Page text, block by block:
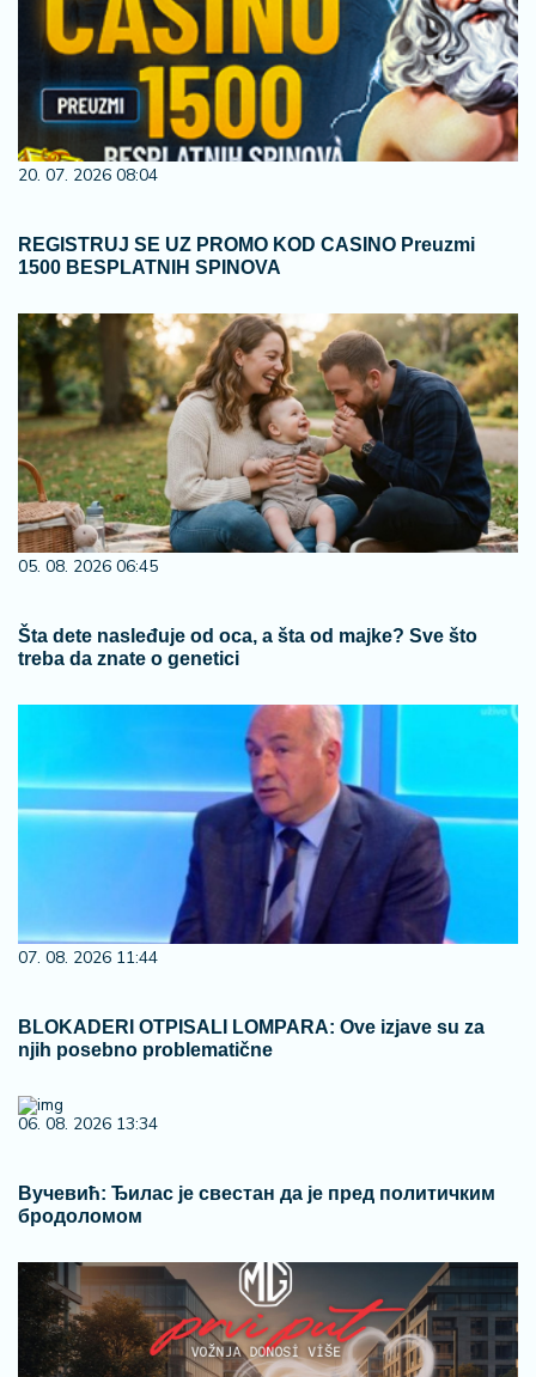
20. 07. 2026 08:04
REGISTRUJ SE UZ PROMO KOD CASINO Preuzmi
1500 BESPLATNIH SPINOVA
05. 08. 2026 06:45
Šta dete nasleđuje od oca, a šta od majke? Sve što
treba da znate o genetici
07. 08. 2026 11:44
BLOKADERI OTPISALI LOMPARA: Ove izjave su za
njih posebno problematične
06. 08. 2026 13:34
Вучевић: Ђилас је свестан да је пред политичким
бродоломом